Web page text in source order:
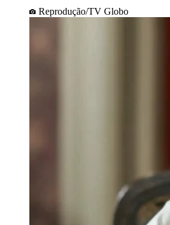
Reprodução/TV Globo